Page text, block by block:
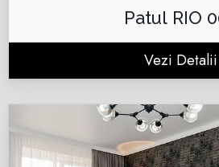
Patul RIO
Vezi Detalii